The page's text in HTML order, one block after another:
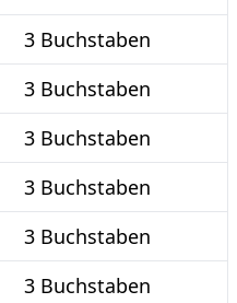
3 Buchstaben
3 Buchstaben
3 Buchstaben
3 Buchstaben
3 Buchstaben
3 Buchstaben